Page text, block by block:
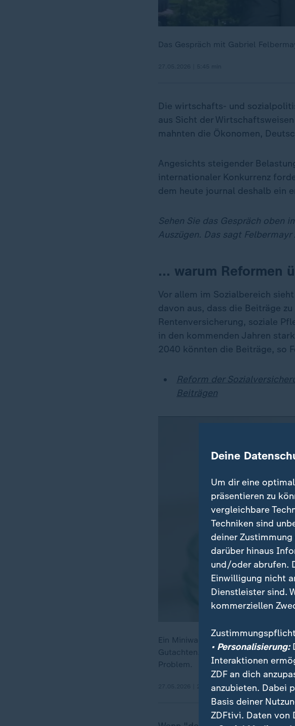
Das Gespräch mit Gabriel
Die wirtschafts- und
aus Sicht der
mahnten die Ökonomen,
Angesichts steigender
internationaler Konkurrenz
dem heute journal deshalb ein
Sehen Sie das Gespräch oben
Auszügen. Das sagt Felbermayr
... warum Reformen
Vor allem im Sozialbereich
davon aus, dass die Beiträge
Rentenversicherung, soziale
in den kommenden Jahren
2040 könnten die Beiträge, so
Reform der
Beiträgen
Ein Miniwachstum von nur 0,5
Gutachten. Vor allem die
Problem.
27.05.2026 | 2:49 min
Deine
Um dir eine
präsentieren zu
vergleichbare
Techniken sind
deiner
darüber hinaus
und/oder abrufen.
Einwilligung nicht
Dienstleister sind.
kommerziellen
• Personalisierung:
Interaktionen
ZDF an dich
anzubieten. Dabei
Basis deiner
ZDFtivi. Daten von